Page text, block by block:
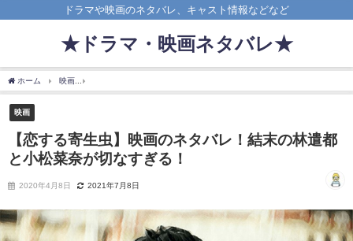
ドラマや映画のネタバレ、キャスト情報などなど
★ドラマ・映画ネタバレ★
ホーム 映画
映画
【恋する寄生虫】映画のネタバレ！結末の林遣都
と小松菜奈が切なすぎる！
2020年4月8日 2021年7月8日